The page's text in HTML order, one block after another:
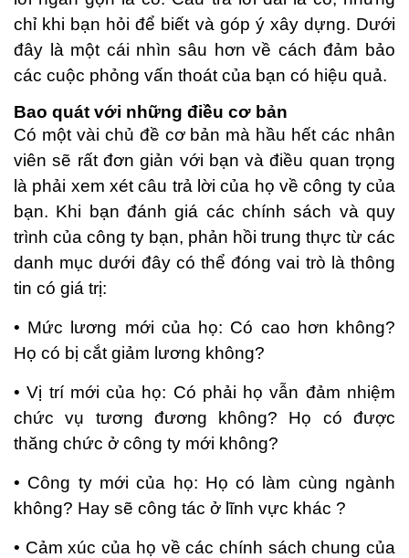
chỉ khi bạn hỏi để biết và góp ý xây dựng. Dưới
đây là một cái nhìn sâu hơn về cách đảm bảo
các cuộc phỏng vấn thoát của bạn có hiệu quả.
Bao quát với những điều cơ bản
Có một vài chủ đề cơ bản mà hầu hết các nhân
viên sẽ rất đơn giản với bạn và điều quan trọng
là phải xem xét câu trả lời của họ về công ty của
bạn. Khi bạn đánh giá các chính sách và quy
trình của công ty bạn, phản hồi trung thực từ các
danh mục dưới đây có thể đóng vai trò là thông
tin có giá trị:
• Mức lương mới của họ: Có cao hơn không?
Họ có bị cắt giảm lương không?
• Vị trí mới của họ: Có phải họ vẫn đảm nhiệm
chức vụ tương đương không? Họ có được
thăng chức ở công ty mới không?
• Công ty mới của họ: Họ có làm cùng ngành
không? Hay sẽ công tác ở lĩnh vực khác ?
• Cảm xúc của họ về các chính sách chung của